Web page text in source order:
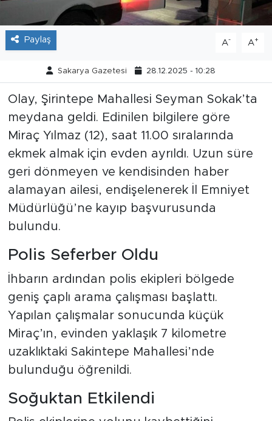
Paylaş A- A+
Sakarya Gazetesi 28.12.2025 - 10:28
Olay, Şirintepe Mahallesi Seyman Sokak’ta
meydana geldi. Edinilen bilgilere göre
Miraç Yılmaz (12), saat 11.00 sıralarında
ekmek almak için evden ayrıldı. Uzun süre
geri dönmeyen ve kendisinden haber
alamayan ailesi, endişelenerek İl Emniyet
Müdürlüğü’ne kayıp başvurusunda
bulundu.
Polis Seferber Oldu
İhbarın ardından polis ekipleri bölgede
geniş çaplı arama çalışması başlattı.
Yapılan çalışmalar sonucunda küçük
Miraç’ın, evinden yaklaşık 7 kilometre
uzaklıktaki Sakintepe Mahallesi’nde
bulunduğu öğrenildi.
Soğuktan Etkilendi
Politika